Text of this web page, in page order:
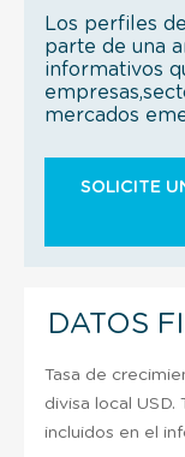
Los perfiles
parte de una
informativos
mercados
SOLICITE
DATOS
Tasa de
divisa local
incluidos en el